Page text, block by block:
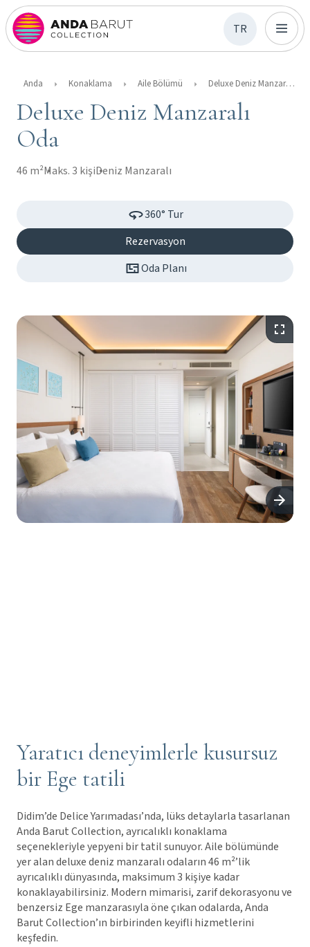
TR
Anda Konaklama Aile Bölümü Deluxe Deniz Manzaralı Oda
Deluxe Deniz Manzaralı
Oda
46 m²Maks. 3 kişiDeniz Manzaralı
360° Tur
Rezervasyon
Oda Planı
Yaratıcı deneyimlerle kusursuz
bir Ege tatili
Didim’de Delice Yarımadası’nda, lüks detaylarla tasarlanan
Anda Barut Collection, ayrıcalıklı konaklama
seçenekleriyle yepyeni bir tatil sunuyor. Aile bölümünde
yer alan deluxe deniz manzaralı odaların 46 m²’lik
ayrıcalıklı dünyasında, maksimum 3 kişiye kadar
konaklayabilirsiniz. Modern mimarisi, zarif dekorasyonu ve
benzersiz Ege manzarasıyla öne çıkan odalarda, Anda
Barut Collection’ın birbirinden keyifli hizmetlerini
keşfedin.